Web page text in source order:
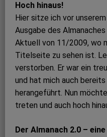
Hoch hinaus!
Hier sitze ich vor
Ausgabe des
Aktuell von 11/2009, wo
Titelseite zu sehen ist.
verstorben. Er war ein
und hat mich auch
herangeführt. Nun
treten und auch hoch
Der Almanach 2.0 –